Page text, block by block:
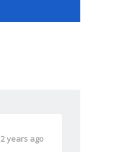
2 years ago